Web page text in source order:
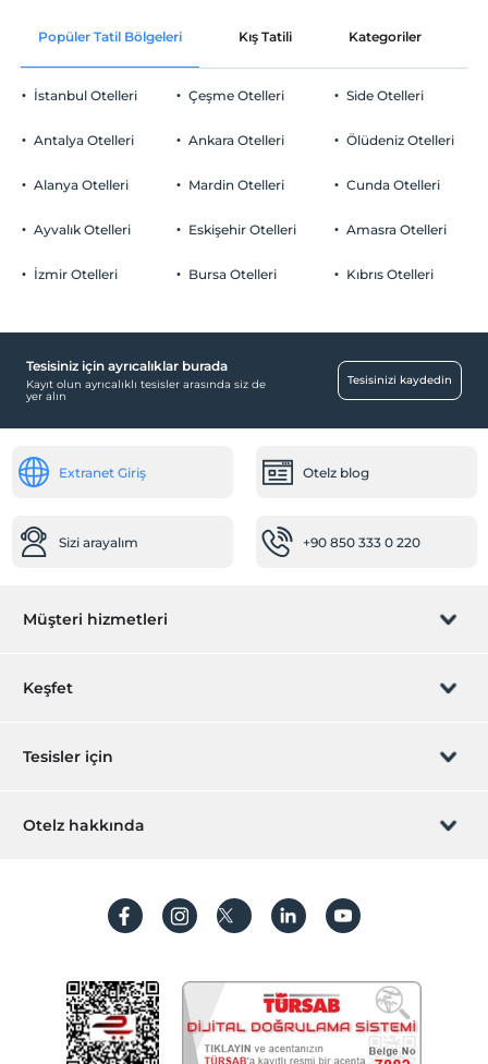
Ortak alanlar ve bazı odalar
Otopark
Ücretsiz Özel Otopark
Odalar
Faks/fotokopi
Çamaşırhane
Doktor (tesis bünyesinde)
Bebek karyolası
Resepsiyon Hizmetleri
Emanet kasası
Mağazalar
Hediyelik eşya dükkanı
Engelli
Check/out
En geç saat 12:00 ve öncesi
Evcil Hayvan
Tesise 14:00 – 23:00 saatleri arasında giriş yapılabilir. Bu saatler
Çocuklar
Popüler Tatil Bölgeleri Kış Tatili Kategoriler
İstanbul Otelleri
Antalya Otelleri
Alanya Otelleri
Ayvalık Otelleri
İzmir Otelleri
Çeşme Otelleri
Ankara Otelleri
Mardin Otelleri
Eskişehir Otelleri
Bursa Otelleri
Side Otelleri
Ölüdeniz Otelleri
Cunda Otelleri
Amasra Otelleri
Kıbrıs Otelleri
Tesisiniz için ayrıcalıklar burada
Kayıt olun ayrıcalıklı tesisler arasında siz de
yer alın
Tesisinizi kaydedin
Extranet Giriş Otelz blog
Sizi arayalım +90 850 333 0 220
Müşteri hizmetleri
Rezervasyon yönet
Sıkça sorulan sorular
İşlem rehberi
Keşfet
Hediye Kart
Hesap oluştur
Tesisler için
Hemen tesisinizi ekleyin
Otelz hakkında
Koşullar ve şartlar
Aydınlatma metni